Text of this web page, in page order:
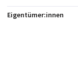
Eigentümer:innen